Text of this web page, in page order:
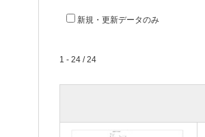
新規・更新データのみ
1 - 24 / 24